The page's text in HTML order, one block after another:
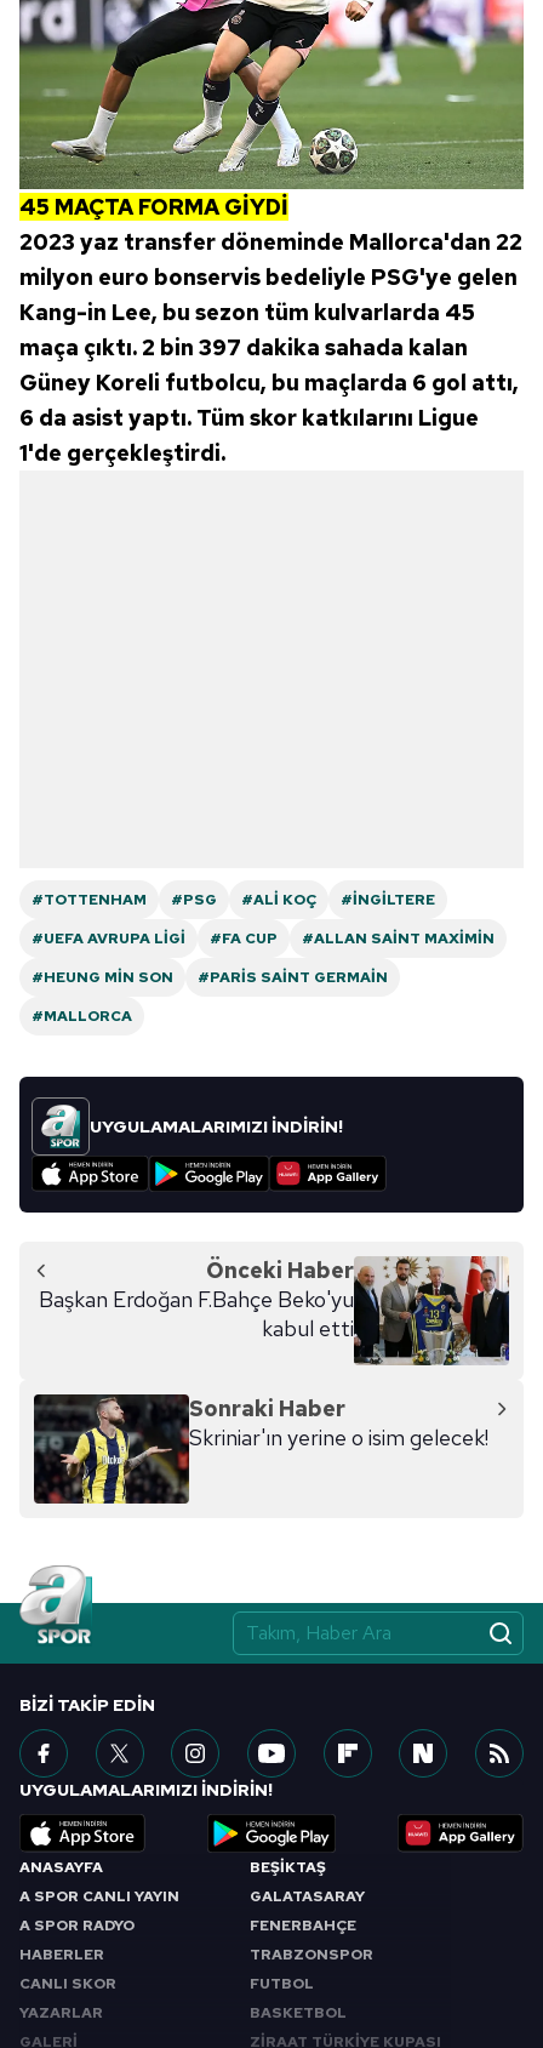
45 MAÇTA FORMA GİYDİ
2023 yaz transfer döneminde Mallorca'dan 22
milyon euro bonservis bedeliyle PSG'ye gelen
Kang-in Lee, bu sezon tüm kulvarlarda 45
maça çıktı. 2 bin 397 dakika sahada kalan
Güney Koreli futbolcu, bu maçlarda 6 gol attı,
6 da asist yaptı. Tüm skor katkılarını Ligue
1'de gerçekleştirdi.
#TOTTENHAM #PSG #ALI KOÇ
#İNGILTERE
#UEFA AVRUPA LIGI
#FA CUP
#ALLAN SAINT MAXIMIN
#HEUNG MIN SON
#PARIS SAINT GERMAIN
#MALLORCA
UYGULAMALARIMIZI İNDİRİN!
Önceki Haber
Başkan Erdoğan F.Bahçe Beko'yu
kabul etti
Sonraki Haber
Skriniar'ın yerine o isim gelecek!
ANASAYFA
A SPOR CANLI YAYIN
A SPOR RADYO
HABERLER
CANLI SKOR
YAZARLAR
GALERİ
BEŞİKTAŞ
GALATASARAY
FENERBAHÇE
TRABZONSPOR
FUTBOL
BASKETBOL
ZİRAAT TÜRKİYE KUPASI
BIZI TAKIP EDIN
UYGULAMALARIMIZI İNDİRİN!